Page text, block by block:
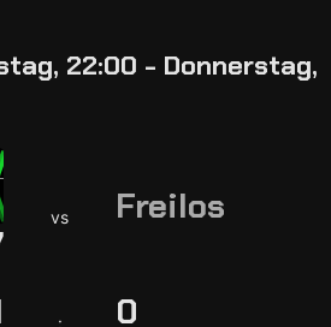
22:00 - Donnerstag,
vs Freilos
: 0